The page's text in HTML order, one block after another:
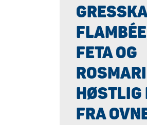
FETA OG
HØSTLIG
FRA